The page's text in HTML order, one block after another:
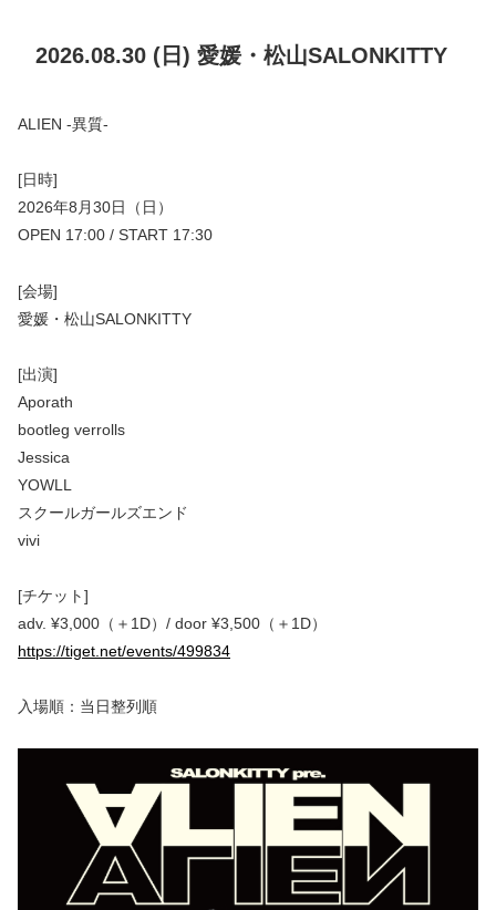
2026.08.30 (日) 愛媛・松山SALONKITTY
ALIEN -異質-
[日時]
2026年8月30日（日）
OPEN 17:00 / START 17:30
[会場]
愛媛・松山SALONKITTY
[出演]
Aporath
bootleg verrolls
Jessica
YOWLL
スクールガールズエンド
vivi
[チケット]
adv. ¥3,000（＋1D）/ door ¥3,500（＋1D）
https://tiget.net/events/499834
入場順：当日整列順